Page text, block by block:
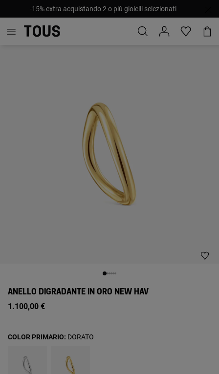
-15% extra acquistando 2 o più gioielli selezionati
ANELLO DIGRADANTE IN ORO NEW HAV
1.100,00 €
COLOR PRIMARIO: DORATO